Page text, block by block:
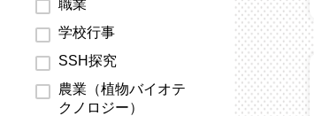
職業
学校行事
SSH探究
農業（植物バイオテ
クノロジー）